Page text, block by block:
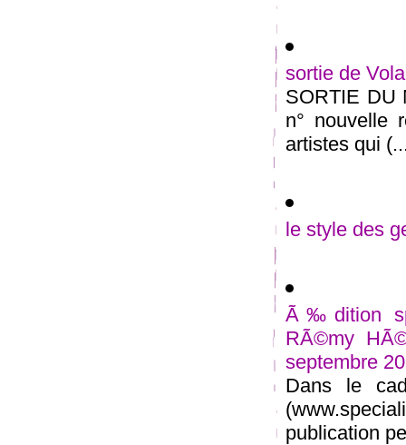
sortie de
SORTIE DU
n° nouvelle
artistes qui
le style des
Ã‰dition
RÃ©my
septembre
Dans le
publication